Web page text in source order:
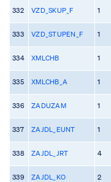
332 VZD_SKUP_F 1
333 VZD_STUPEN_F 1
334 XMLCHB 1
335 XMLCHB_A 1
336 ZADUZAM 1
337 ZAJDL_EUNT 1
338 ZAJDL_JRT 4
339 ZAJDL_KO 2